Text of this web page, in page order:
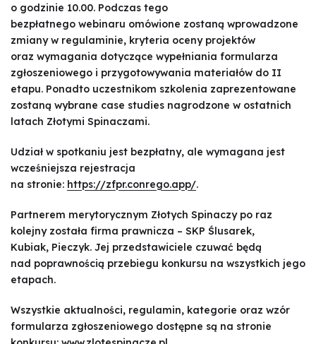
o godzinie 10.00. Podczas tego
bezpłatnego webinaru omówione zostaną wprowadzone
zmiany w regulaminie, kryteria oceny projektów
oraz wymagania dotyczące wypełniania formularza
zgłoszeniowego i przygotowywania materiałów do II
etapu. Ponadto uczestnikom szkolenia zaprezentowane
zostaną wybrane case studies nagrodzone w ostatnich
latach Złotymi Spinaczami.
Udział w spotkaniu jest bezpłatny, ale wymagana jest
wcześniejsza rejestracja
na stronie: https://zfpr.conrego.app/.
Partnerem merytorycznym Złotych Spinaczy po raz
kolejny została firma prawnicza – SKP Ślusarek,
Kubiak, Pieczyk. Jej przedstawiciele czuwać będą
nad poprawnością przebiegu konkursu na wszystkich jego
etapach.
Wszystkie aktualności, regulamin, kategorie oraz wzór
formularza zgłoszeniowego dostępne są na stronie